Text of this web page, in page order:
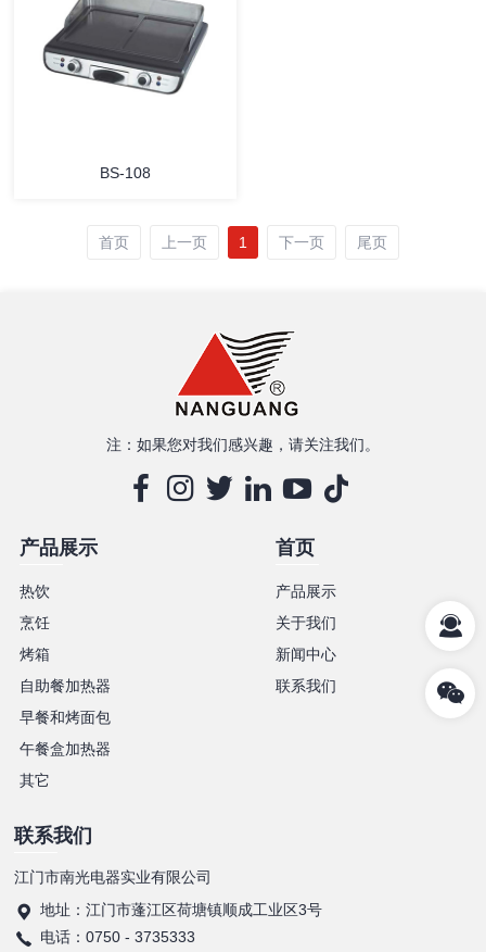
详情
BS-108
首页 上一页 1 下一页 尾页
注：如果您对我们感兴趣，请关注我们。
产品展示
热饮
烹饪
烤箱
自助餐加热器
早餐和烤面包
午餐盒加热器
其它
首页
产品展示
关于我们
新闻中心
联系我们
联系我们
江门市南光电器实业有限公司
地址：江门市蓬江区荷塘镇顺成工业区3号
电话：0750 - 3735333